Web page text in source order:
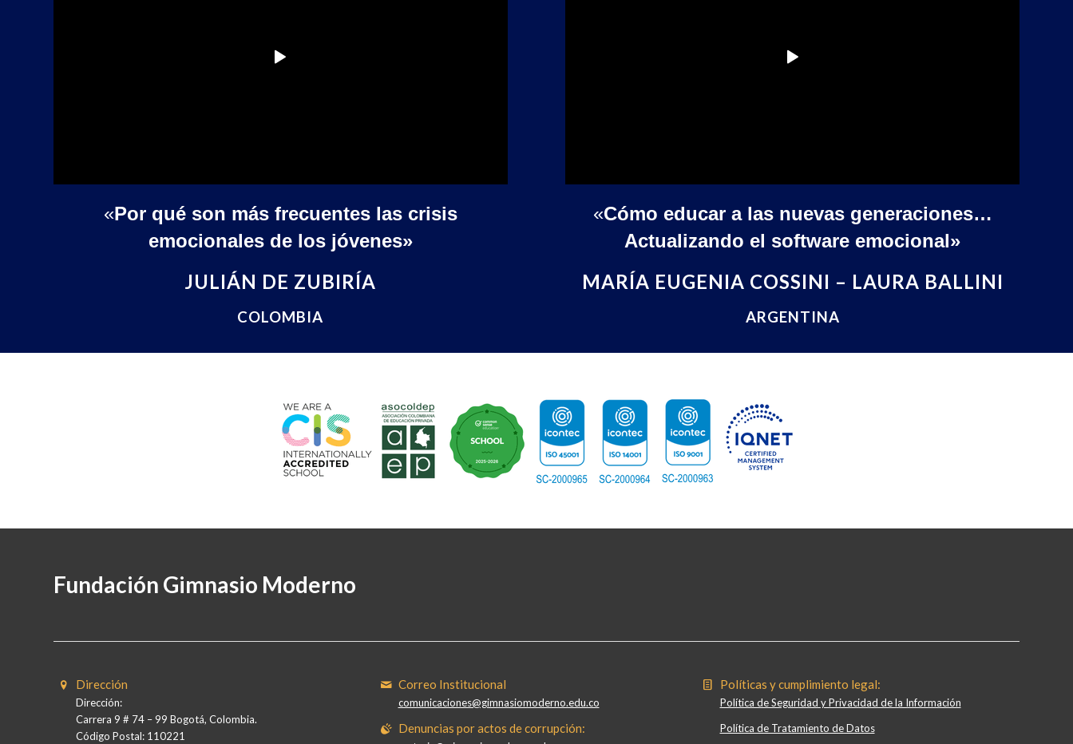
«Por qué son más frecuentes las crisis
emocionales de los jóvenes»
JULIÁN DE ZUBIRÍA
COLOMBIA
«Cómo educar a las nuevas generaciones…
Actualizando el software emocional»
MARÍA EUGENIA COSSINI – LAURA BALLINI
ARGENTINA
Fundación Gimnasio Moderno
Dirección
Dirección:
Carrera 9 # 74 – 99 Bogotá, Colombia.
Código Postal: 110221
Correo Institucional
comunicaciones@gimnasiomoderno.edu.co
Denuncias por actos de corrupción:
Políticas y cumplimiento legal:
Política de Seguridad y Privacidad de la Información
Política de Tratamiento de Datos